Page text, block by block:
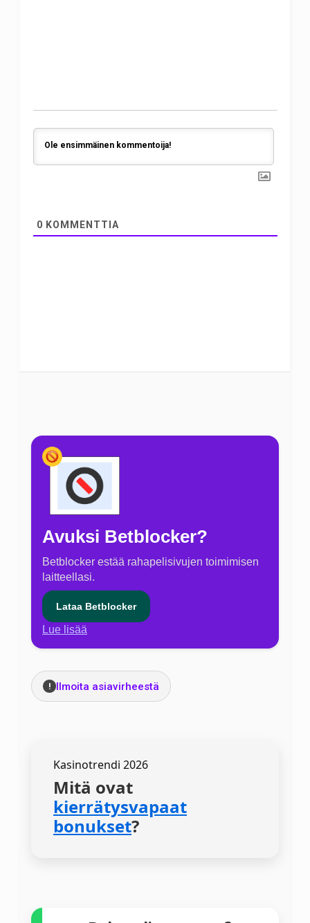
0 KOMMENTTIA
Avuksi Betblocker?
Betblocker estää rahapelisivujen toimimisen
laitteellasi.
Lataa Betblocker
Lue lisää
! Ilmoita asiavirheestä
Kasinotrendi 2026
Mitä ovat
kierrätysvapaat
bonukset?